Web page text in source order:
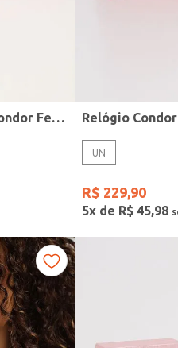
Kit Relógio + Acessório Condor Feminino DOURADO Relógio
UN
R$ 229,90
5x de R$ 45,98